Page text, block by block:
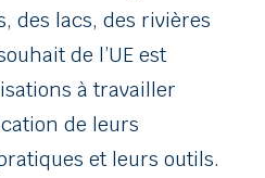
des lacs, des rivières
de l’UE est
à travailler
de leurs
et leurs outils.